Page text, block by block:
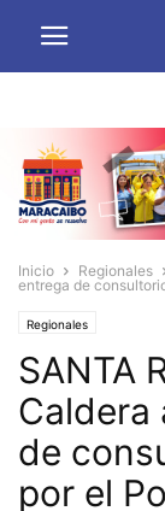
Inicio Regionales
entrega de
Regionales
SANTA
Caldera
de
por el